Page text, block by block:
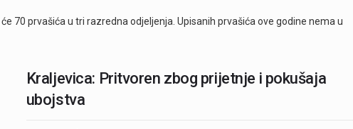
70 prvašića u tri razredna odjeljenja. Upisanih prvašića ove godine nema u
Kraljevica: Pritvoren zbog prijetnje i pokušaja
ubojstva